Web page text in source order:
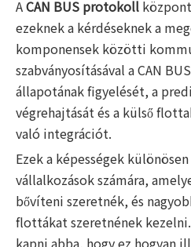
ACAN BUS protokoll
ezeknek a kérdéseknek a
komponensek közötti
szabványosításával a CAN
állapotának figyelését, a
végrehajtását és a külső
való integrációt.
Ezek a képességek
vállalkozások számára,
bővíteni szeretnék, és
flottákat szeretnének
kapni abba, hogy ez hogyan